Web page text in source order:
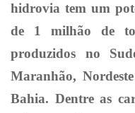
hidrovia tem um
de 1 milhão de
produzidos no
Maranhão,
Bahia. Dentre as